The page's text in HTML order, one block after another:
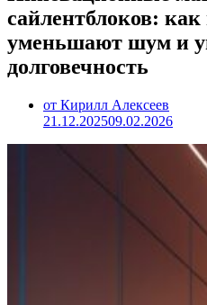
сайлентблоков:
уменьшают шум и
долговечность
от Кирилл Алексеев
21.12.202509.02.2026